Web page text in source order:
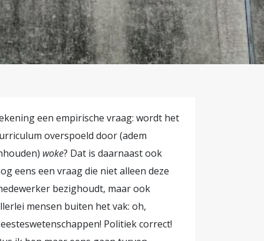
uit
haar
naar
delen.
opvang
mensen
een empirische vraag: wordt het
overspoeld door (adem
woke? Dat is daarnaast ook
eens een vraag die niet alleen deze
bezighoudt, maar ook
mensen buiten het vak: oh,
Politiek correct!